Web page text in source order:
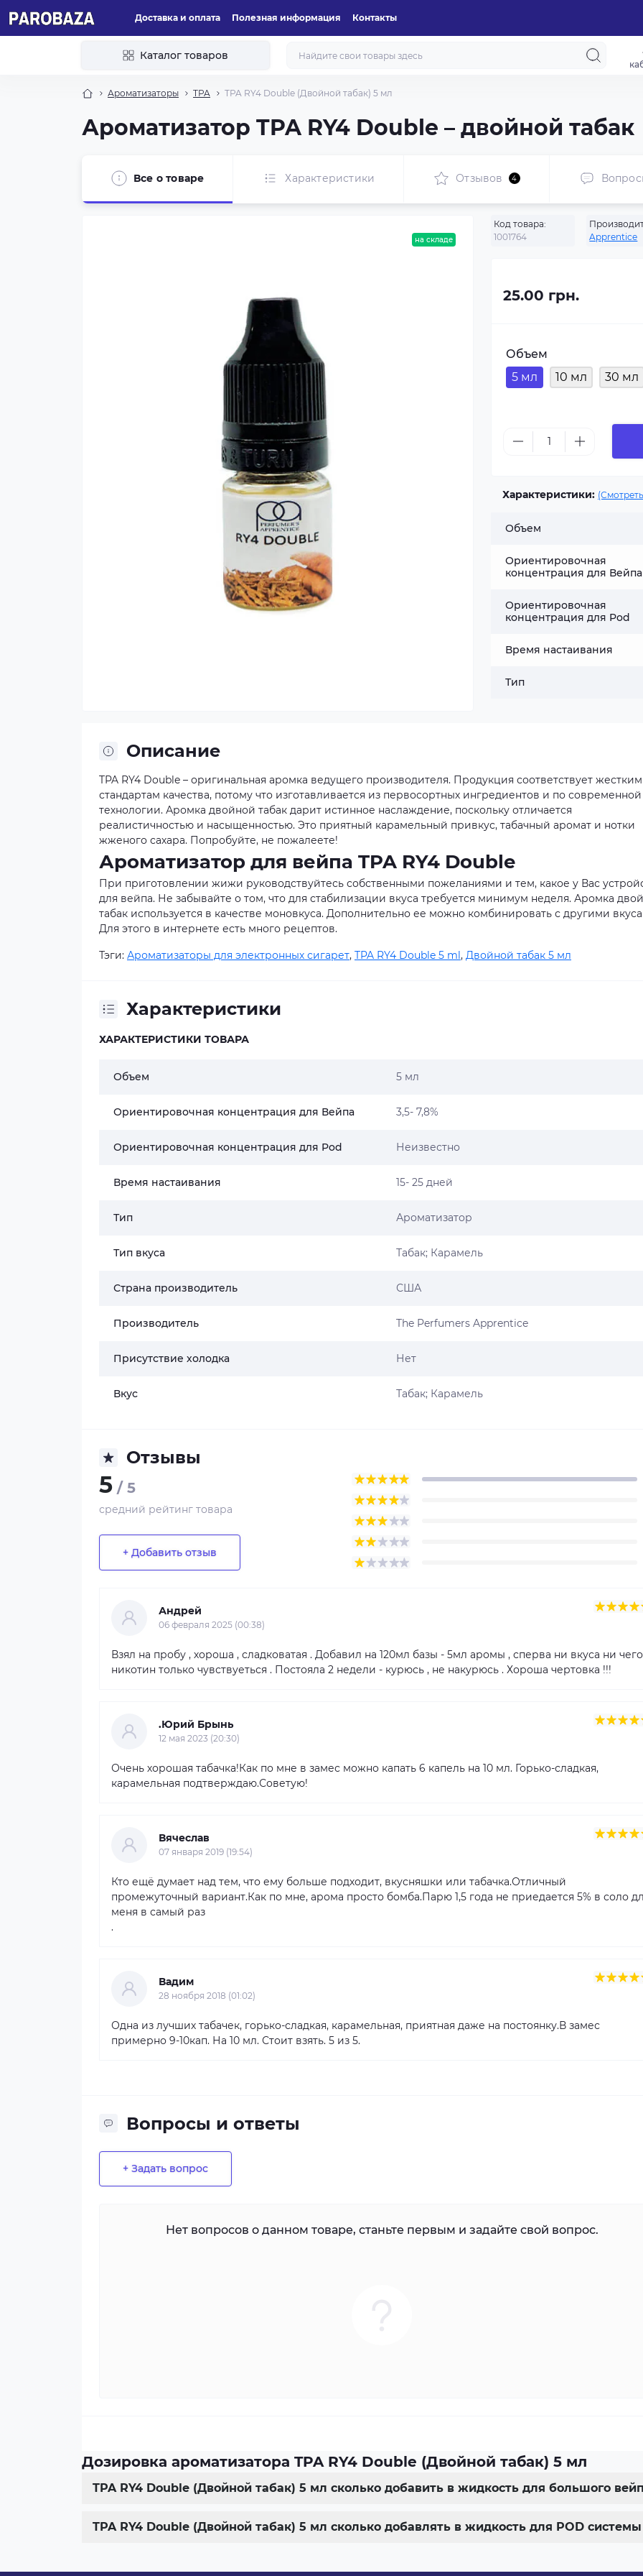
Доставка и оплата Полезная информация Контакты
Каталог товаров
Ароматизаторы TPA TPA RY4 Double (Двойной табак) 5 мл
Ароматизатор TPA RY4 Double – двойной табак
Все о товаре Характеристики Отзывов 4
на складе
Код товара:
1001764
Apprentice
25.00 грн.
Объем
5 мл
10 мл 30 мл
Характеристики:
Объем
Ориентировочная
концентрация для Вейпа
Ориентировочная
концентрация для Pod
Время настаивания
Тип
Описание
TPA RY4 Double – оригинальная аромка ведущего производителя. Продукция соответствует жестким
стандартам качества, потому что изготавливается из первосортных ингредиентов и по современной
технологии. Аромка двойной табак дарит истинное наслаждение, поскольку отличается
реалистичностью и насыщенностью. Это приятный карамельный привкус, табачный аромат и нотки
жженого сахара. Попробуйте, не пожалеете!
Ароматизатор для вейпа TPA RY4 Double
При приготовлении жижи руководствуйтесь собственными пожеланиями и тем, какое у Вас
для вейпа. Не забывайте о том, что для стабилизации вкуса требуется минимум неделя. Аромка
табак используется в качестве моновкуса. Дополнительно ее можно комбинировать с другими
Для этого в интернете есть много рецептов.
Тэги: Ароматизаторы для электронных сигарет, TPA RY4 Double 5 ml, Двойной табак 5 мл
Характеристики
ХАРАКТЕРИСТИКИ ТОВАРА
Объем 5 мл
Ориентировочная концентрация для Вейпа 3,5- 7,8%
Ориентировочная концентрация для Pod Неизвестно
Время настаивания 15- 25 дней
Тип Ароматизатор
Тип вкуса Табак; Карамель
Страна производитель США
Производитель The Perfumers Apprentice
Присутствие холодка Нет
Вкус Табак; Карамель
Отзывы
5 / 5
средний рейтинг товара
+ Добавить отзыв
Андрей
06 февраля 2025 (00:38)
Взял на пробу , хороша , сладковатая . Добавил на 120мл базы - 5мл аромы , сперва ни вкуса ни
никотин только чувствуеться . Постояла 2 недели - курюсь , не накурюсь . Хороша чертовка !!!
.Юрий Брынь
12 мая 2023 (20:30)
Очень хорошая табачка!Как по мне в замес можно капать 6 капель на 10 мл. Горько-сладкая,
карамельная подтверждаю.Советую!
Вячеслав
07 января 2019 (19:54)
Кто ещё думает над тем, что ему больше подходит, вкусняшки или табачка.Отличный
промежуточный вариант.Как по мне, арома просто бомба.Парю 1,5 года не приедается 5% в соло
меня в самый раз
.
Вадим
28 ноября 2018 (01:02)
Одна из лучших табачек, горько-сладкая, карамельная, приятная даже на постоянку.В замес
примерно 9-10кап. На 10 мл. Стоит взять. 5 из 5.
Вопросы и ответы
+ Задать вопрос
Нет вопросов о данном товаре, станьте первым и задайте свой вопрос.
Дозировка ароматизатора TPA RY4 Double (Двойной табак) 5 мл
TPA RY4 Double (Двойной табак) 5 мл сколько добавить в жидкость для большого
TPA RY4 Double (Двойной табак) 5 мл сколько добавлять в жидкость для POD системы